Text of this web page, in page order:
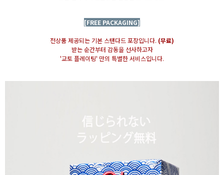
[FREE PACKAGING]
전상품 제공되는 기본 스탠다드 포장입니다. (무료)
받는 순간부터 감동을 선사하고자
'교토 플레이팅' 만의 특별한 서비스입니다.